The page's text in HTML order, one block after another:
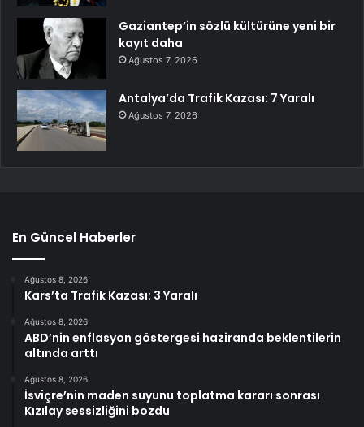
Gaziantep’in sözlü kültürüne yeni bir
kayıt daha
Ağustos 7, 2026
Antalya’da Trafik Kazası: 7 Yaralı
Ağustos 7, 2026
En Güncel Haberler
Ağustos 8, 2026
Kars’ta Trafik Kazası: 3 Yaralı
Ağustos 8, 2026
ABD’nin enflasyon göstergesi haziranda beklentilerin
altında arttı
Ağustos 8, 2026
İsviçre’nin maden suyunu toplatma kararı sonrası
Kızılay sessizliğini bozdu